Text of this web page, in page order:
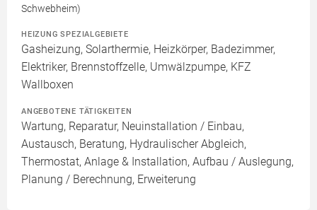
Schwebheim)
HEIZUNG SPEZIALGEBIETE
Gasheizung, Solarthermie, Heizkörper, Badezimmer,
Elektriker, Brennstoffzelle, Umwälzpumpe, KFZ
Wallboxen
ANGEBOTENE TÄTIGKEITEN
Wartung, Reparatur, Neuinstallation / Einbau,
Austausch, Beratung, Hydraulischer Abgleich,
Thermostat, Anlage & Installation, Aufbau / Auslegung,
Planung / Berechnung, Erweiterung